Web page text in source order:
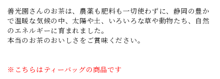
善光園さんのお茶は、農薬も肥料も一切使わずに、静岡の豊か
で温暖な気候の中、太陽や土、いろいろな草や動物たち、自然
のエネルギーに育まれました。
本当のお茶のおいしさをご賞味ください。
※こちらはティーバッグの商品です